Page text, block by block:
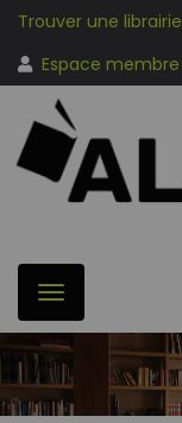
Trouver une librairie
Espace membre